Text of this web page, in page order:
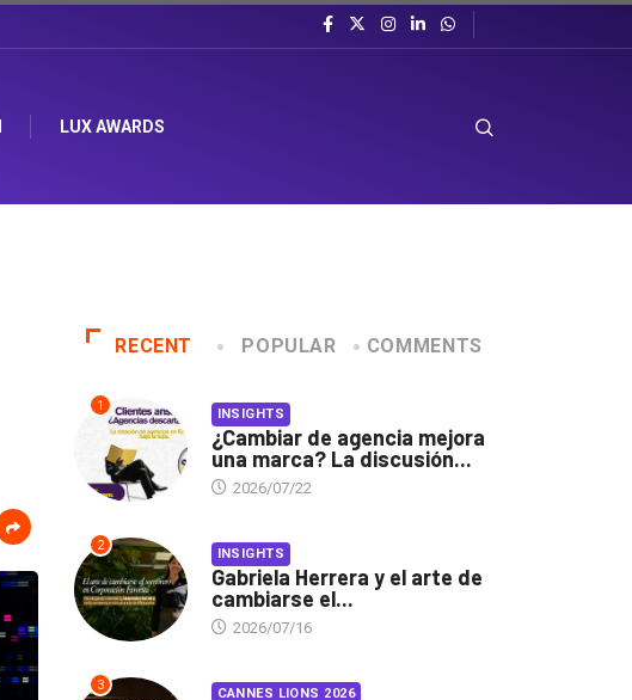
LUX AWARDS
RECENT POPULAR COMMENTS
1 INSIGHTS
¿Cambiar de agencia mejora
una marca? La discusión...
2026/07/22
2 INSIGHTS
Gabriela Herrera y el arte de
cambiarse el...
2026/07/16
3 CANNES LIONS 2026